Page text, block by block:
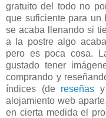
gratuito del todo no
que suficiente para un
se acaba llenando si
a la postre algo
pero es poca cosa.
gustado tener
comprando y
índices (de reseñas
alojamiento web
en cierta medida el